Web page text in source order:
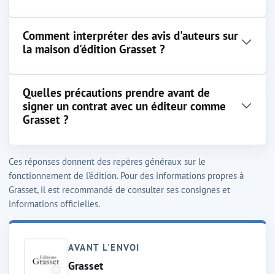
Comment interpréter des avis d'auteurs sur
la maison d'édition Grasset ?
Quelles précautions prendre avant de
signer un contrat avec un éditeur comme
Grasset ?
Ces réponses donnent des repères généraux sur le
fonctionnement de l’édition. Pour des informations propres à
Grasset, il est recommandé de consulter ses consignes et
informations officielles.
AVANT L'ENVOI
Grasset